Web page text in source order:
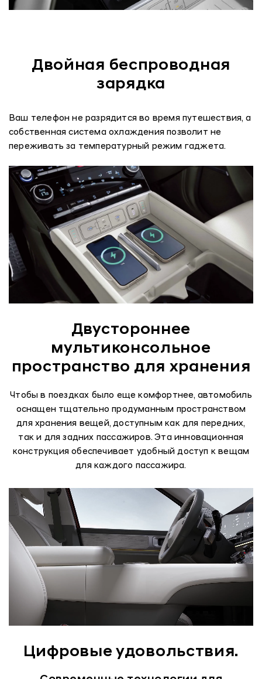
Двойная беспроводная
зарядка
Ваш телефон не разрядится во время путешествия, а
собственная система охлаждения позволит не
переживать за температурный режим гаджета.
Двустороннее
мультиконсольное
пространство для хранения
Чтобы в поездках было еще комфортнее, автомобиль
оснащен тщательно продуманным пространством
для хранения вещей, доступным как для передних,
так и для задних пассажиров. Эта инновационная
конструкция обеспечивает удобный доступ к вещам
для каждого пассажира.
Цифровые удовольствия.